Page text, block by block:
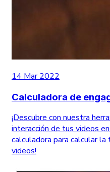
14 Mar 2022
Calculadora de
¡Descubre con nuestra
interacción de tus videos
calculadora para calcular
videos!